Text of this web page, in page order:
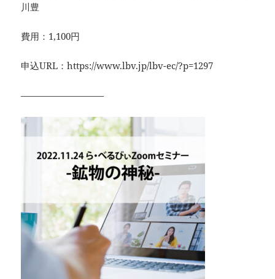
川豊
費用：1,100円
申込URL：https://www.lbv.jp/lbv-ec/?p=1297
—————————